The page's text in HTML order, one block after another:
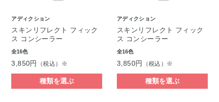
アディクション
スキンリフレクト フィック
ス コンシーラー
全16色
3,850円 （税込）※
種類を選ぶ
アディクション
スキンリフレクト フィック
ス コンシーラー
全16色
3,850円 （税込）※
種類を選ぶ